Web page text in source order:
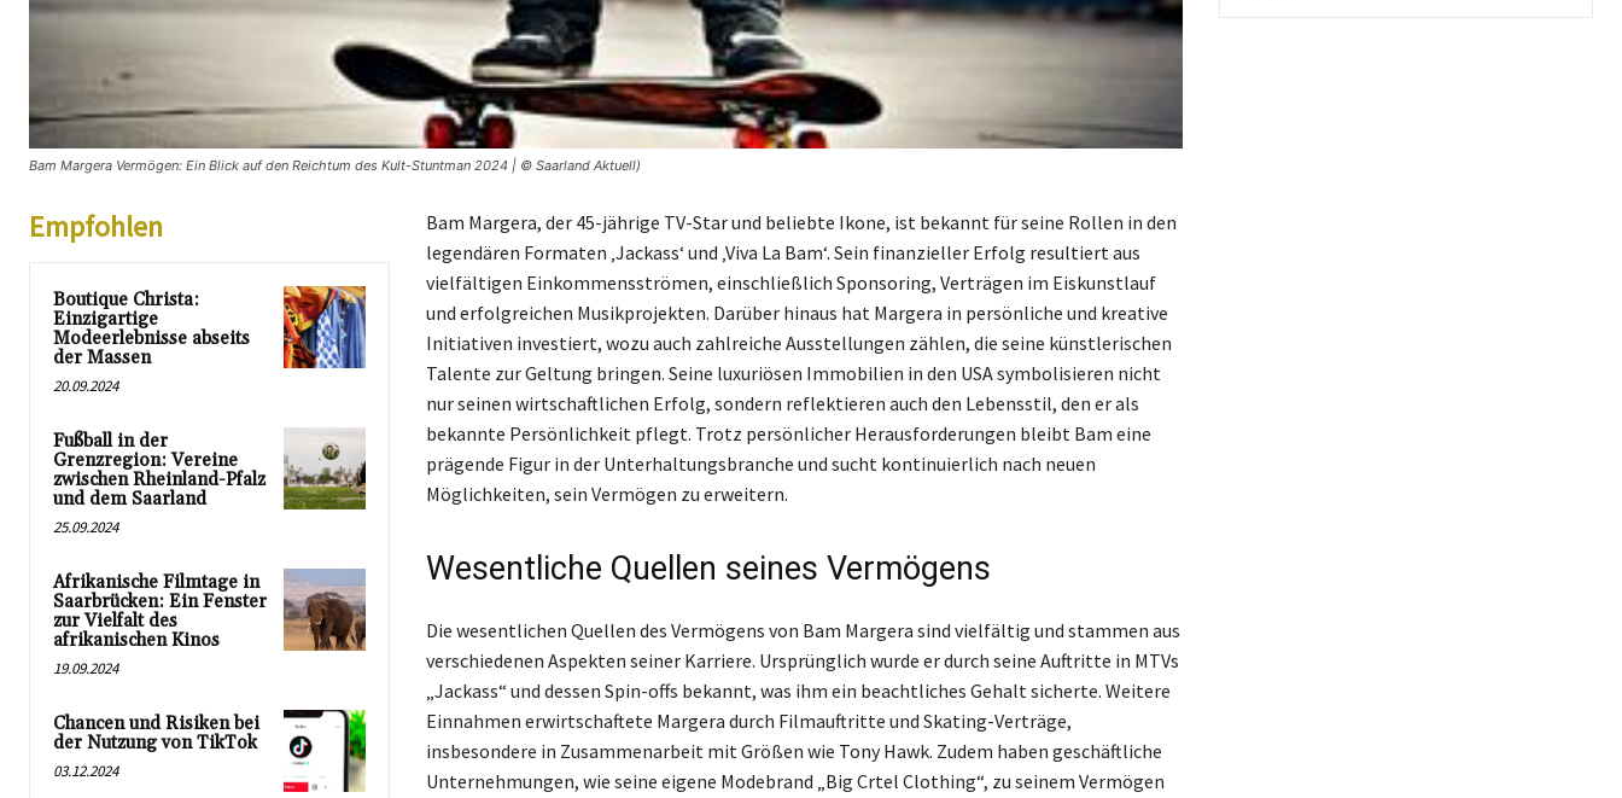
Bam Margera Vermögen: Ein Blick auf den Reichtum des Kult-Stuntman 2024 | © Saarland Aktuell)
Empfohlen
Boutique Christa:
Einzigartige
Modeerlebnisse abseits
der Massen
20.09.2024
Fußball in der
Grenzregion: Vereine
zwischen Rheinland-Pfalz
und dem Saarland
25.09.2024
Afrikanische Filmtage in
Saarbrücken: Ein Fenster
zur Vielfalt des
afrikanischen Kinos
19.09.2024
Chancen und Risiken bei
der Nutzung von TikTok
03.12.2024
Bam Margera, der 45-jährige TV-Star und beliebte Ikone, ist bekannt für seine Rollen in den
legendären Formaten ‚Jackass‘ und ‚Viva La Bam‘. Sein finanzieller Erfolg resultiert aus
vielfältigen Einkommensströmen, einschließlich Sponsoring, Verträgen im Eiskunstlauf
und erfolgreichen Musikprojekten. Darüber hinaus hat Margera in persönliche und kreative
Initiativen investiert, wozu auch zahlreiche Ausstellungen zählen, die seine künstlerischen
Talente zur Geltung bringen. Seine luxuriösen Immobilien in den USA symbolisieren nicht
nur seinen wirtschaftlichen Erfolg, sondern reflektieren auch den Lebensstil, den er als
bekannte Persönlichkeit pflegt. Trotz persönlicher Herausforderungen bleibt Bam eine
prägende Figur in der Unterhaltungsbranche und sucht kontinuierlich nach neuen
Möglichkeiten, sein Vermögen zu erweitern.
Wesentliche Quellen seines Vermögens
Die wesentlichen Quellen des Vermögens von Bam Margera sind vielfältig und stammen aus
verschiedenen Aspekten seiner Karriere. Ursprünglich wurde er durch seine Auftritte in MTVs
„Jackass“ und dessen Spin-offs bekannt, was ihm ein beachtliches Gehalt sicherte. Weitere
Einnahmen erwirtschaftete Margera durch Filmauftritte und Skating-Verträge,
insbesondere in Zusammenarbeit mit Größen wie Tony Hawk. Zudem haben geschäftliche
Unternehmungen, wie seine eigene Modebrand „Big Crtel Clothing“, zu seinem Vermögen